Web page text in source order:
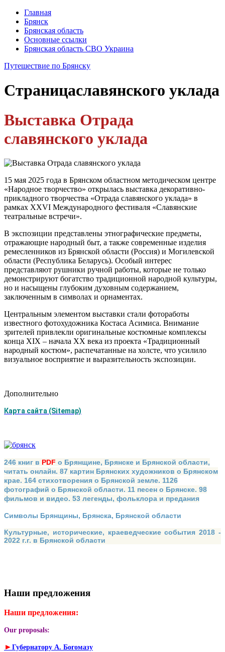
Главная
Брянск
Брянская область
Основные ссылки
Брянская область СВО Украина
Путешествие по Брянску
Страницаславянского уклада
Выставка Отрада
славянского уклада
15 мая 2025 года в Брянском областном методическом центре
«Народное творчество» открылась выставка декоративно-
прикладного творчества «Отрада славянского уклада» в
рамках XXVI Международного фестиваля «Славянские
театральные встречи».
В экспозиции представлены этнографические предметы,
отражающие народный быт, а также современные изделия
ремесленников из Брянской области (Россия) и Могилевской
области (Республика Беларусь). Особый интерес
представляют рушники ручной работы, которые не только
демонстрируют богатство традиционной народной культуры,
но и насыщены глубоким духовным содержанием,
заключенным в символах и орнаментах.
Центральным элементом выставки стали фотоработы
известного фотохудожника Костаса Асимиса. Внимание
зрителей привлекли оригинальные костюмные комплексы
конца XIX – начала XX века из проекта «Традиционный
народный костюм», распечатанные на холсте, что усилило
визуальное восприятие и выразительность экспозиции.
Дополнительно
Карта сайта (Sitemap)
246 книг в PDF о Брянщине, Брянске и Брянской области,
читать онлайн. 87 картин Брянских художников о Брянском
крае. 164 стихотворения о Брянской земле. 1126
фотографий о Брянской области. 11 песен о Брянске. 98
фильмов и видео. 53 легенды, фольклора и предания
Символы Брянщины, Брянска, Брянской области
Культурные, исторические, краеведческие события 2018 -
2022 г.г. в Брянской области
Наши предложения
Наши предложения:
Our proposals:
► Губернатору А. Богомазу